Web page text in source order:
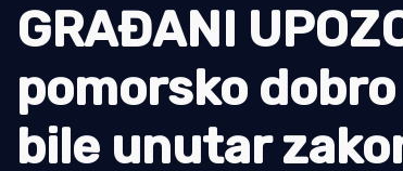
Tradicija i kultura
GRAĐANI
pomorsko
bile unutar